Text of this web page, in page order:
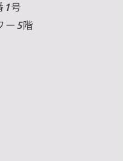
1号
ー5階